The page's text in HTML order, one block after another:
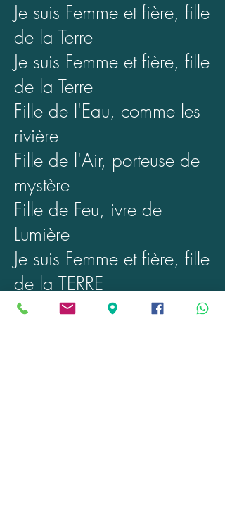
Je suis Femme et fière, fille
de la Terre
Je suis Femme et fière, fille
de la Terre
Fille de l'Eau, comme les
rivière
Fille de l'Air, porteuse de
mystère
Fille de Feu, ivre de
Lumière
Je suis Femme et fière, fille
de la TERRE